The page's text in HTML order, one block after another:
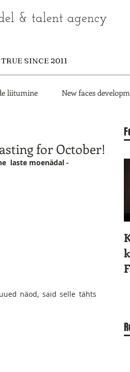
& talent agency
SINCE 2011
liitumine New faces
for October!
laste moenädal -
näod, said selle tähts